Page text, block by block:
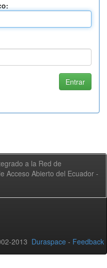
a la Red de
Acceso Abierto del Ecuador -
2013 Duraspace - Feedback